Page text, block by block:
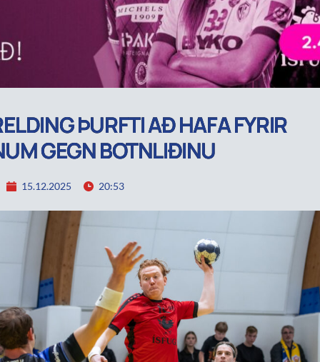
ÞURFTI AÐ HAFA FYRIR
GEGN BOTNLIÐINU
15.12.2025 20:53